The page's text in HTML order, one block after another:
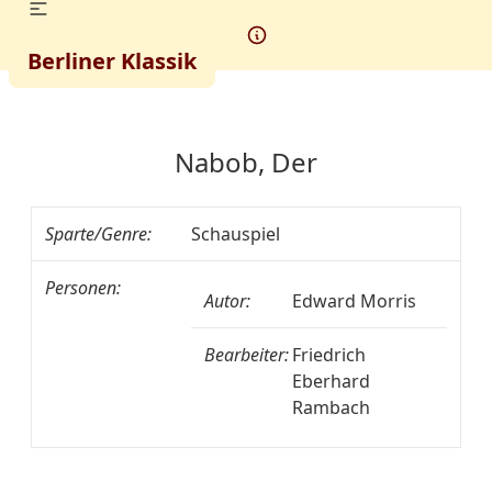
Berliner Klassik
Nabob, Der
Sparte/Genre: Schauspiel
Personen:
Autor: Edward Morris
Bearbeiter:Friedrich
Eberhard
Rambach